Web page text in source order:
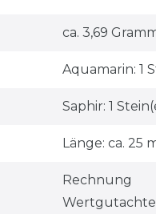
ca. 3,69
Aquamarin: 1
Saphir: 1
Länge: ca. 25
Rechnung